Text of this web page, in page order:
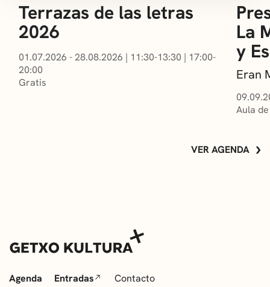
Terrazas de las letras
2026
01.07.2026 - 28.08.2026 | 11:30-13:30 | 17:00-
20:00
Gratis
La
y
Eran
Aula
VER AGENDA
Agenda Entradas Contacto